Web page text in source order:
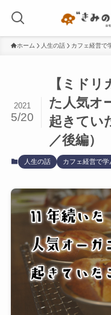
ホーム 人生の話 カフェ経営で
【ミド
た人気オ
起きてい
／後編）
2021
5/20
人生の話 カフェ経営で学